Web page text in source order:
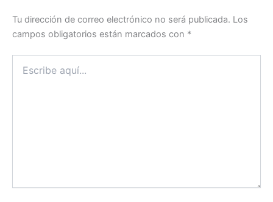
Tu dirección de correo electrónico no será publicada. Los
campos obligatorios están marcados con *
aquí...